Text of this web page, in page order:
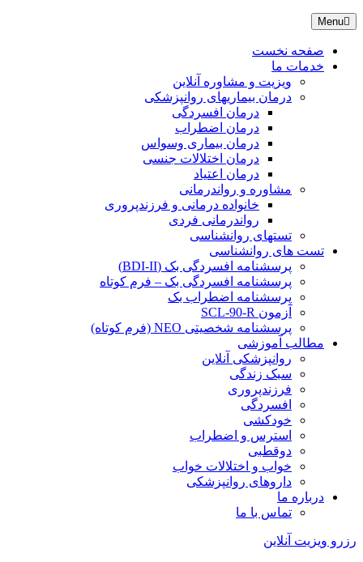
Menu
صفحه نخست
خدمات ما
ویزیت و مشاوره آنلاین
درمان بیماریهای روانپزشکی
درمان افسردگی
درمان اضطراب
درمان بیماری وسواس
درمان اختلالات جنسی
درمان اعتیاد
مشاوره و رواندرمانی
خانواده درمانی و فرزندپروری
رواندرمانی فردی
تستهای روانشناسی
تست های روانشناسی
پرسشنامه افسردگی بک (BDI-II)
پرسشنامه افسردگی بک – فرم کوتاه
پرسشنامه اضطراب بک
آزمون SCL-90-R
پرسشنامه شخصیتی NEO (فرم کوتاه)
مطالب آموزشی
روانپزشکی آنلاین
سبک زندگی
فرزندپروری
افسردگی
خودکشی
استرس و اضطراب
دوقطبی
خواب و اختلالات خواب
داروهای روانپزشکی
درباره ما
تماس با ما
رزرو ویزیت آنلاین